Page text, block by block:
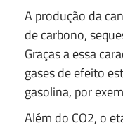
A produção da
de carbono,
Graças a essa
gases de efeito
gasolina, por
Além do CO2, o